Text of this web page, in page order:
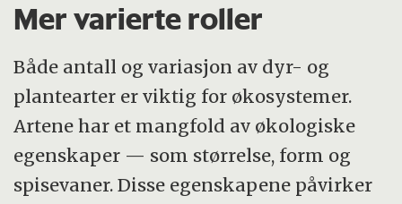
Mer varierte roller
Både antall og variasjon av dyr- og
plantearter er viktig for økosystemer.
Artene har et mangfold av økologiske
egenskaper — som størrelse, form og
spisevaner. Disse egenskapene påvirker